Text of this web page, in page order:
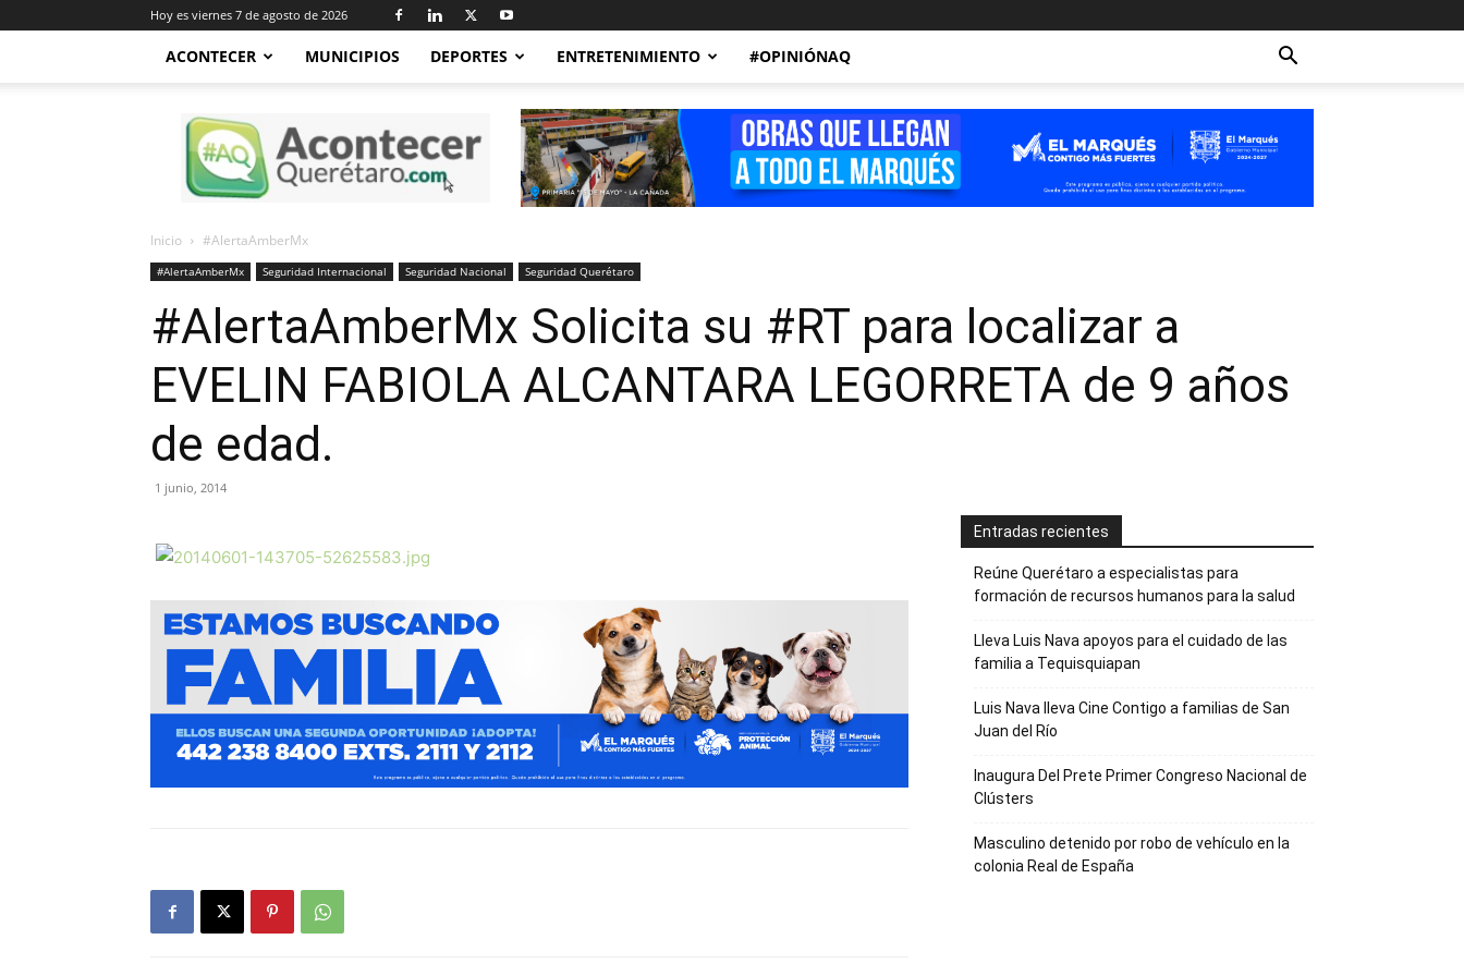
Hoy es viernes 7 de agosto de 2026
ACONTECER MUNICIPIOS DEPORTES ENTRETENIMIENTO #OPINIÓNAQ
Acontecer
Querétaro
Inicio #AlertaAmberMx
#AlertaAmberMx Seguridad Internacional Seguridad Nacional Seguridad Querétaro
#AlertaAmberMx Solicita su #RT para localizar a
EVELIN FABIOLA ALCANTARA LEGORRETA de 9 años
de edad.
1 junio, 2014
Entradas recientes
Reúne Querétaro a especialistas para
formación de recursos humanos para la salud
Lleva Luis Nava apoyos para el cuidado de las
familia a Tequisquiapan
Luis Nava lleva Cine Contigo a familias de San
Juan del Río
Inaugura Del Prete Primer Congreso Nacional de
Clústers
Masculino detenido por robo de vehículo en la
colonia Real de España